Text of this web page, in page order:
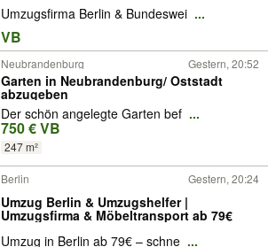
Umzugsfirma Berlin & Bundeswei ...
VB
Neubrandenburg Gestern, 20:52
Garten in Neubrandenburg/ Oststadt
abzugeben
Der schön angelegte Garten bef ...
750 € VB
247 m²
Berlin Gestern, 20:24
Umzug Berlin & Umzugshelfer |
Umzugsfirma & Möbeltransport ab 79€
Umzug in Berlin ab 79€ – schne ...